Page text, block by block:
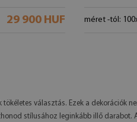
29 900 HUF méret -tól:
tökéletes választás. Ezek a dekorációk
stílusához leginkább illő darabot.